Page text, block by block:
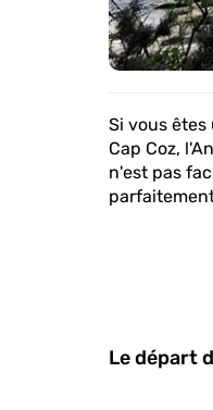
Si vous
Cap Coz,
n'est pas
Le départ